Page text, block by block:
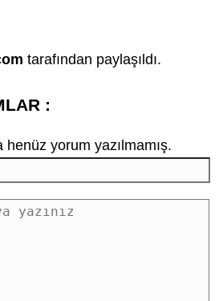
tarafından paylaşıldı.
:
yorum yazılmamış.